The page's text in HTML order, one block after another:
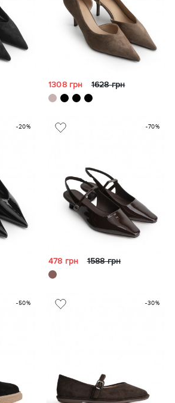
1308 грн 1628 грн
-20% -70%
478 грн 1588 грн
-50% -30%